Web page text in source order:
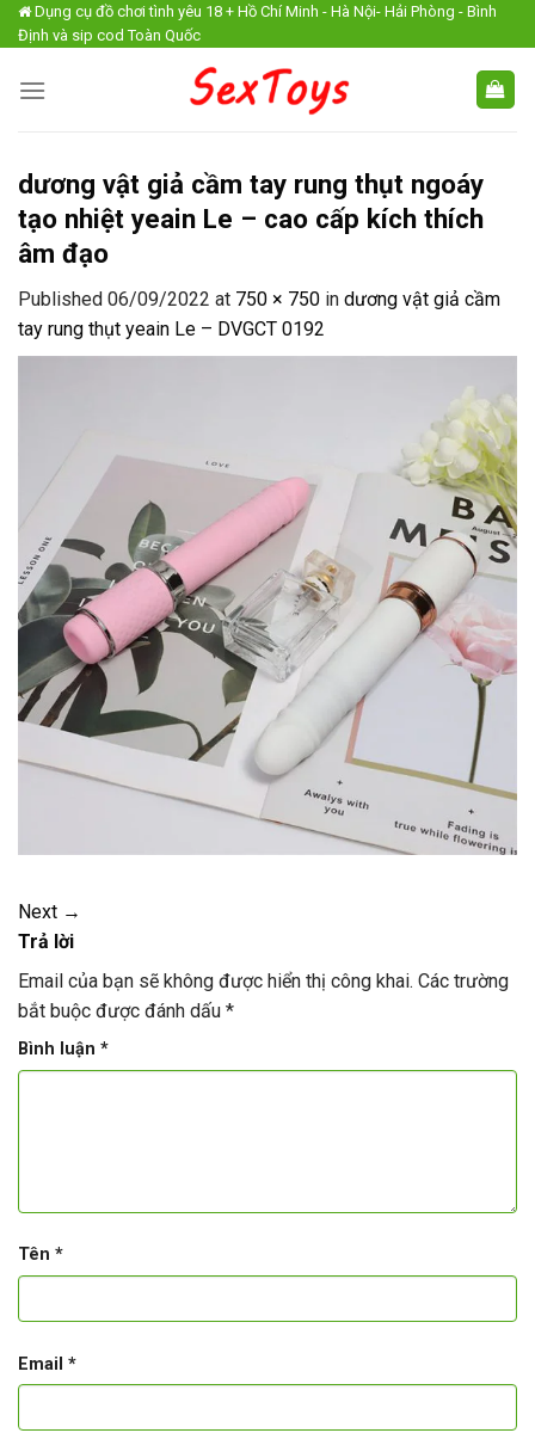
Skip
to
Dụng cụ đồ chơi tình yêu 18 + Hồ Chí Minh - Hà Nội- Hải Phòng - Bình
Định và sip cod Toàn Quốc
dương vật giả cầm tay rung thụt ngoáy
tạo nhiệt yeain Le – cao cấp kích thích
âm đạo
Published 06/09/2022 at 750 × 750 in dương vật giả cầm
tay rung thụt yeain Le – DVGCT 0192
Next →
Trả lời
Email của bạn sẽ không được hiển thị công khai. Các trường
bắt buộc được đánh dấu *
Bình luận *
Tên *
Email *